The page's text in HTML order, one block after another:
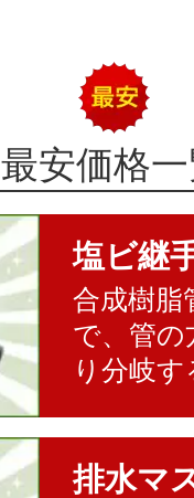
最安価格
塩ビ継
合成樹脂
で、管の
り分岐
排水マ